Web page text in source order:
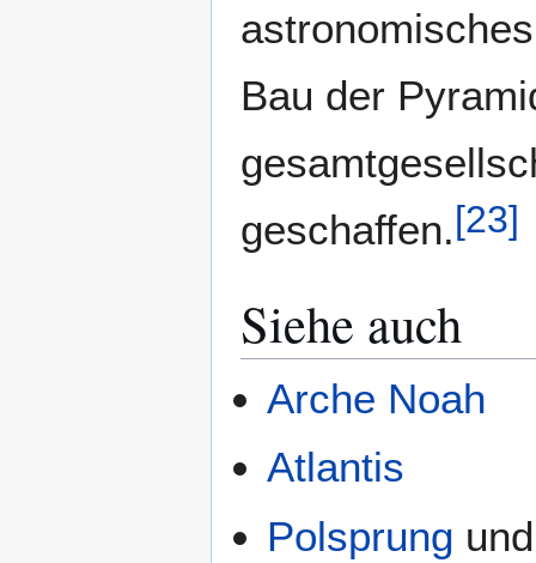
Bau der
geschaffen.[23]
Siehe auch
Arche Noah
Atlantis
Polsprung